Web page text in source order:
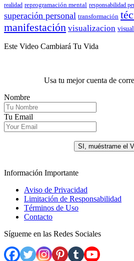
realidad reprogramación mental responsabilidad
superación personal transformación
manifestación visualizacion
Este Video Cambiará Tu Vida
Usa tu mejor cuenta de
Nombre
Tu Email
SI, muéstrame el
Información Importante
Aviso de Privacidad
Limitación de Responsabilidad
Términos de Uso
Contacto
Sígueme en las Redes Sociales